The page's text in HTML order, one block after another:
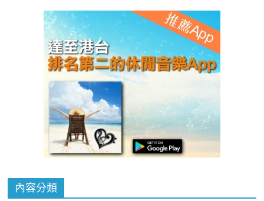
o
o
k
A
p
p
n
g
er
內容分類